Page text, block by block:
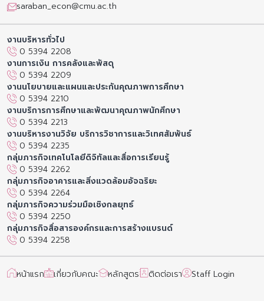
saraban_econ@cmu.ac.th
งานบริหารทั่วไป
0 5394 2208
งานการเงิน การคลังและพัสดุ
0 5394 2209
งานนโยบายและแผนและประกันคุณภาพการศึกษา
0 5394 2210
งานบริการการศึกษาและพัฒนาคุณภาพนักศึกษา
0 5394 2213
งานบริหารงานวิจัย บริการวิชาการและวิเทศสัมพันธ์
0 5394 2235
กลุ่มภารกิจเทคโนโลยีดิจิทัลและสื่อการเรียนรู้
0 5394 2262
กลุ่มภารกิจอาคารและสิ่งแวดล้อมอัจฉริยะ
0 5394 2264
กลุ่มภารกิจความร่วมมือเชิงกลยุทธ์
0 5394 2250
กลุ่มภารกิจสื่อสารองค์กรและการสร้างแบรนด์
0 5394 2258
หน้าแรก เกี่ยวกับคณะ หลักสูตร ติดต่อเรา Staff Login